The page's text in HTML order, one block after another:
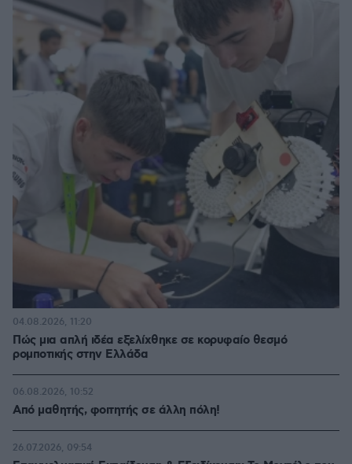
Πώς μια απλή ιδέα εξελίχθηκε σε κορυφαίο θεσμό
ρομποτικής στην Ελλάδα
04.08.2026, 11:20
Από μαθητής, φοιτητής σε άλλη πόλη!
06.08.2026, 10:52
26.07.2026, 09:54